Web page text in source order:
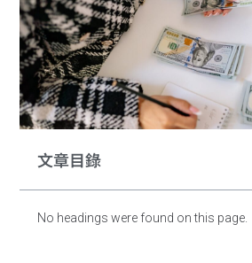
文章目錄
No headings were found on this page.